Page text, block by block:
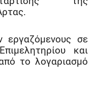
εργαζόμενους σε
και
το λογαριασμό